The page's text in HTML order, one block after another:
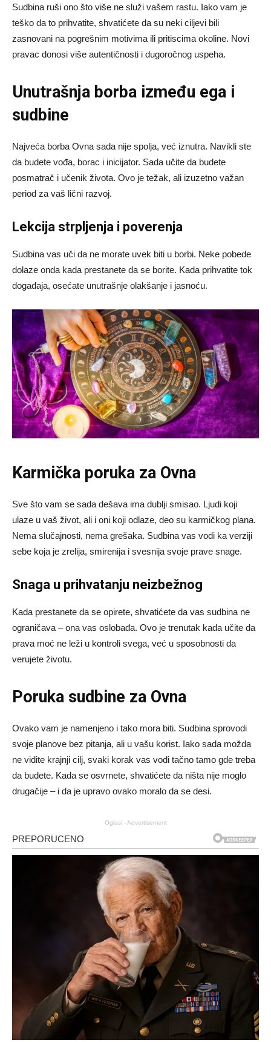
Sudbina ruši ono što više ne služi vašem rastu. Iako vam je
teško da to prihvatite, shvatićete da su neki ciljevi bili
zasnovani na pogrešnim motivima ili pritiscima okoline. Novi
pravac donosi više autentičnosti i dugoročnog uspeha.
Unutrašnja borba između ega i
sudbine
Najveća borba Ovna sada nije spolja, već iznutra. Navikli ste
da budete vođa, borac i inicijator. Sada učite da budete
posmatrač i učenik života. Ovo je težak, ali izuzetno važan
period za vaš lični razvoj.
Lekcija strpljenja i poverenja
Sudbina vas uči da ne morate uvek biti u borbi. Neke pobede
dolaze onda kada prestanete da se borite. Kada prihvatite tok
događaja, osećate unutrašnje olakšanje i jasnoću.
Karmička poruka za Ovna
Sve što vam se sada dešava ima dublji smisao. Ljudi koji
ulaze u vaš život, ali i oni koji odlaze, deo su karmičkog plana.
Nema slučajnosti, nema grešaka. Sudbina vas vodi ka verziji
sebe koja je zrelija, smirenija i svesnija svoje prave snage.
Snaga u prihvatanju neizbežnog
Kada prestanete da se opirete, shvatićete da vas sudbina ne
ograničava – ona vas oslobađa. Ovo je trenutak kada učite da
prava moć ne leži u kontroli svega, već u sposobnosti da
verujete životu.
Poruka sudbine za Ovna
Ovako vam je namenjeno i tako mora biti. Sudbina sprovodi
svoje planove bez pitanja, ali u vašu korist. Iako sada možda
ne vidite krajnji cilj, svaki korak vas vodi tačno tamo gde treba
da budete. Kada se osvrnete, shvatićete da ništa nije moglo
drugačije – i da je upravo ovako moralo da se desi.
Oglasi - Advertisement